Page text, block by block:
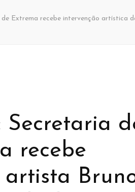
Extrema recebe intervenção
Secretaria
recebe